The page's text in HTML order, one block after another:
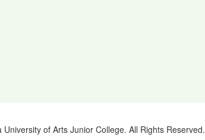
of Arts Junior College. All Rights Reserved.